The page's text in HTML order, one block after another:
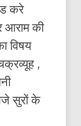
करे
आराम की
विषय
,
सुरों के